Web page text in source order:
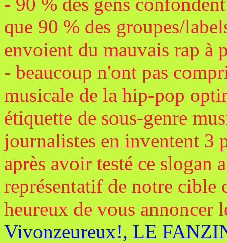
que 90 % des groupes/
envoient du mauvais rap à
- beaucoup n'ont pas
musicale de la hip-pop
étiquette de sous-genre
journalistes en inventent 3
après avoir testé ce slogan
représentatif de notre cible
heureux de vous annoncer
Vivonzeureux!, LE